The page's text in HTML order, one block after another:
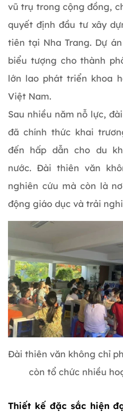
vũ trụ trong cộng đồng,
quyết định đầu tư xây
tiên tại Nha Trang. Dự
biểu tượng cho thành
lớn lao phát triển khoa
Việt Nam.
Sau nhiều năm nỗ lực,
đã chính thức khai
đến hấp dẫn cho du
nước. Đài thiên văn
nghiên cứu mà còn là
động giáo dục và trải
Đài thiên văn không chỉ
còn tổ chức nhiều
Thiết kế đặc sắc hiện